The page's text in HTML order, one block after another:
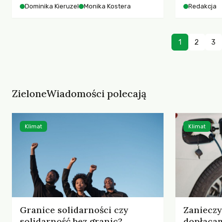
współczesnego miasta.
Dominika Kieruzel Monika Kostera Redakcja
1 2 3
ZieloneWiadomości polecają
Granice solidarności czy
Klimat Klimat